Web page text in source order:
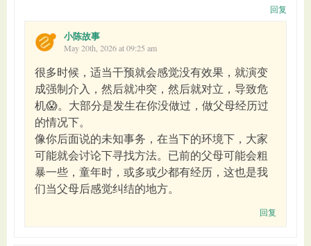
回复
小陈故事
May 20th, 2026 at 09:25 am
很多时候，适当干预就会感觉没有效果，就演变
成强制介入，然后就冲突，然后就对立，导致危
机😱。大部分是发生在你没做过，做父母经历过
的情况下。
像你后面说的未知事务，在当下的环境下，大家
可能就会讨论下寻找方法。已前的父母可能会粗
暴一些，童年时，或多或少都有经历，这也是我
们当父母后感觉纠结的地方。
回复